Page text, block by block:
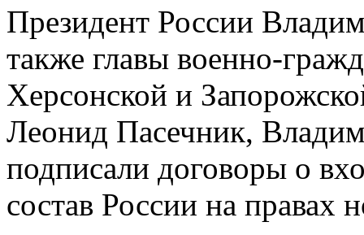
Президент России
также главы военно-
Херсонской и
Леонид Пасечник,
подписали договоры о
состав России на правах